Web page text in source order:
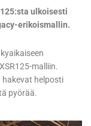
ulkoisesti
erikoismallin.
malliin.
hakevat helposti
pyörää.